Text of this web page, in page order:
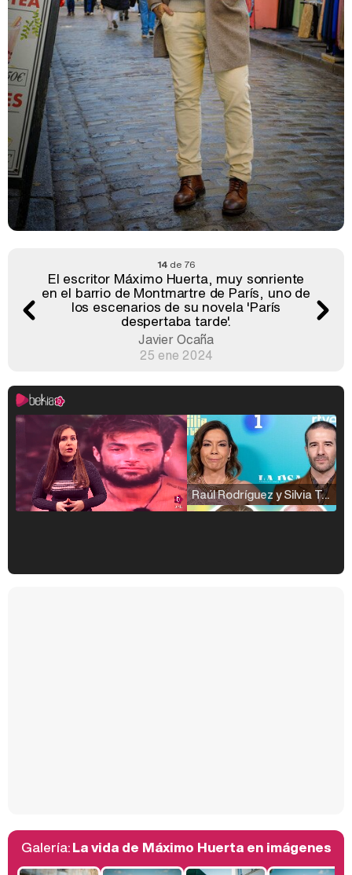
14 de 76
El escritor Máximo Huerta, muy sonriente
en el barrio de Montmartre de París, uno de
los escenarios de su novela 'París
despertaba tarde'.
Javier Ocaña
25 ene 2024
Raúl Rodríguez y Silvia Taulés nos cuentan su papel en 'La familia de la tele'
Belén Esteban: "Estoy emocionada, muy contenta y muy feliz por llegar a RTVE"
Galería:La vida de Máximo Huerta en imágenes